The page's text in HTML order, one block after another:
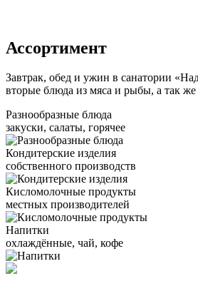
Ассортимент
Завтрак, обед и ужин в санатории
вторые блюда из мяса и рыбы, а так же
Разнообразные блюда
закуски, салаты, горячее
Кондитерские изделия
собственного производств
Кисломолочные продукты
местных производителей
Напитки
охлаждённые, чай, кофе